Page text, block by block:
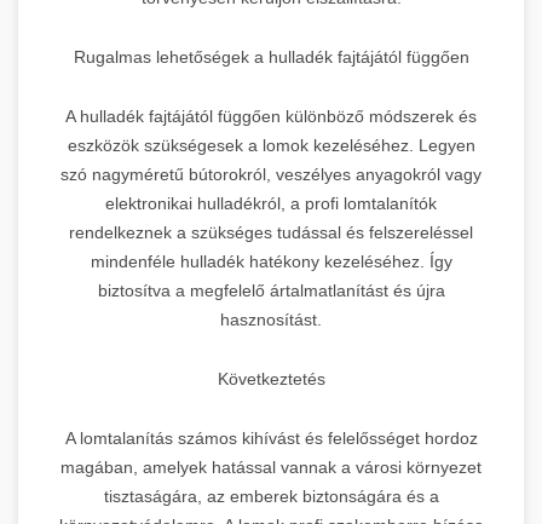
Rugalmas lehetőségek a hulladék fajtájától függően
A hulladék fajtájától függően különböző módszerek és
eszközök szükségesek a lomok kezeléséhez. Legyen
szó nagyméretű bútorokról, veszélyes anyagokról vagy
elektronikai hulladékról, a profi lomtalanítók
rendelkeznek a szükséges tudással és felszereléssel
mindenféle hulladék hatékony kezeléséhez. Így
biztosítva a megfelelő ártalmatlanítást és újra
hasznosítást.
Következtetés
A lomtalanítás számos kihívást és felelősséget hordoz
magában, amelyek hatással vannak a városi környezet
tisztaságára, az emberek biztonságára és a